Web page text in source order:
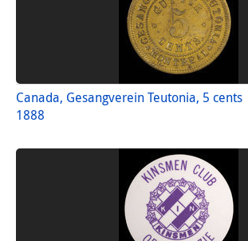
Canada, Gesangverein Teutonia, 5 cents
1888